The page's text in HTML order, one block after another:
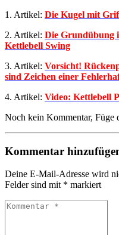
1. Artikel: Die Kugel mit
2. Artikel: Die Grundübung
Kettlebell Swing
3. Artikel: Vorsicht!
sind Zeichen einer
4. Artikel: Video: Kettlebell
Noch kein Kommentar, Füge
Kommentar
Deine E-Mail-Adresse wird
Felder sind mit * markiert
Kommentar